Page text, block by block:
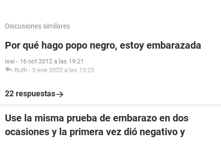
Discusiones similares
Por qué hago popo negro, estoy embarazada
isai - 16 oct 2012 a las 19:21
Ruth - 3 ene 2022 a las 13:23
22 respuestas
Use la misma prueba de embarazo en dos
ocasiones y la primera vez dió negativo y